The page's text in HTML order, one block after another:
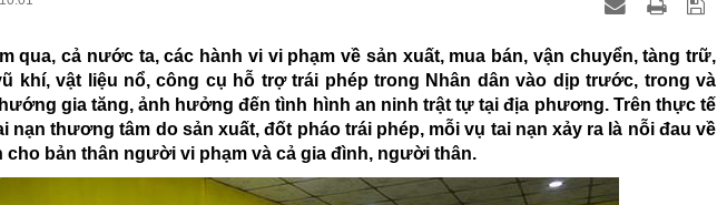
qua, cả nước ta, các hành vi vi phạm về sản xuất, mua bán, vận chuyển, tàng trữ,
khí, vật liệu nổ, công cụ hỗ trợ trái phép trong Nhân dân vào dịp trước, trong và
gia tăng, ảnh hưởng đến tình hình an ninh trật tự tại địa phương. Trên thực tế
nạn thương tâm do sản xuất, đốt pháo trái phép, mỗi vụ tai nạn xảy ra là nỗi đau về
cho bản thân người vi phạm và cả gia đình, người thân.